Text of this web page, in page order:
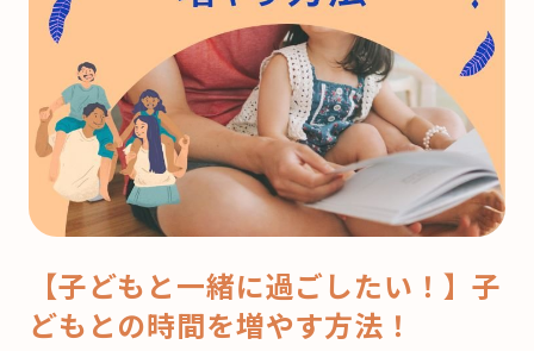
【子どもと一緒に過ごしたい！】子
どもとの時間を増やす方法！